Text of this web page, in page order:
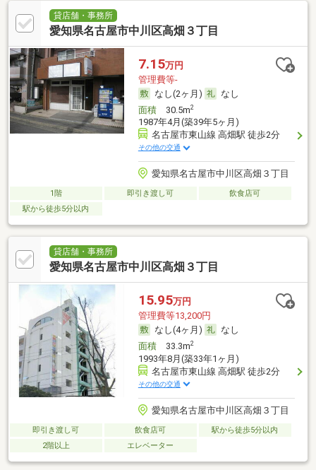
貸店舗・事務所
愛知県名古屋市中川区高畑３丁目
7.15万円
管理費等-
なし(2ヶ月)
なし
面積30.5m2
1987年4月(築39年5ヶ月)
名古屋市東山線 高畑駅 徒歩2分
その他の交通
愛知県名古屋市中川区高畑３丁目
1階 即引き渡し可
飲食店可
駅から徒歩5分以内
貸店舗・事務所
愛知県名古屋市中川区高畑３丁目
15.95万円
管理費等13,200円
なし(4ヶ月)
なし
面積33.3m2
1993年8月(築33年1ヶ月)
名古屋市東山線 高畑駅 徒歩2分
その他の交通
愛知県名古屋市中川区高畑３丁目
即引き渡し可 飲食店可
駅から徒歩5分以内
2階以上
エレベーター